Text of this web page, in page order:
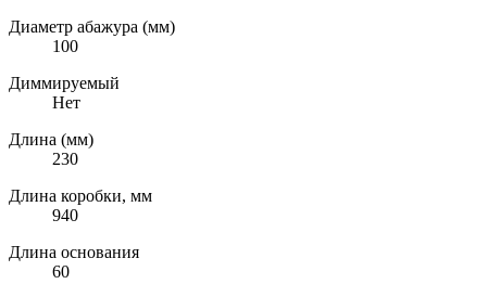
Диаметр абажура (мм)
100
Диммируемый
Нет
Длина (мм)
230
Длина коробки, мм
940
Длина основания
60